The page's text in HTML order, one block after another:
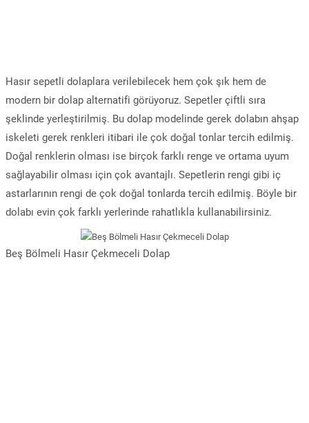
Hasır sepetli dolaplara verilebilecek hem çok şık hem de
modern bir dolap alternatifi görüyoruz. Sepetler çiftli sıra
şeklinde yerleştirilmiş. Bu dolap modelinde gerek dolabın ahşap
iskeleti gerek renkleri itibari ile çok doğal tonlar tercih edilmiş.
Doğal renklerin olması ise birçok farklı renge ve ortama uyum
sağlayabilir olması için çok avantajlı. Sepetlerin rengi gibi iç
astarlarının rengi de çok doğal tonlarda tercih edilmiş. Böyle bir
dolabı evin çok farklı yerlerinde rahatlıkla kullanabilirsiniz.
Beş Bölmeli Hasır Çekmeceli Dolap